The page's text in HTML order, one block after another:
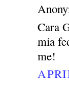
Cara
mia
me!